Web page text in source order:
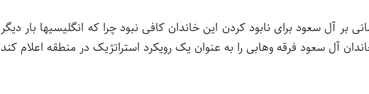
بر آل سعود برای نابود کردن این خاندان کافی نبود چرا که انگلیسی­ها بار دیگر
آل سعود فرقه­ وهابی را به عنوان یک رویکرد استراتژیک در منطقه اعلام کند